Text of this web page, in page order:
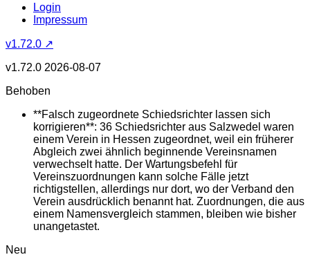
Login
Impressum
v1.72.0 ↗
v1.72.0 2026-08-07
Behoben
**Falsch zugeordnete Schiedsrichter lassen sich
korrigieren**: 36 Schiedsrichter aus Salzwedel waren
einem Verein in Hessen zugeordnet, weil ein früherer
Abgleich zwei ähnlich beginnende Vereinsnamen
verwechselt hatte. Der Wartungsbefehl für
Vereinszuordnungen kann solche Fälle jetzt
richtigstellen, allerdings nur dort, wo der Verband den
Verein ausdrücklich benannt hat. Zuordnungen, die aus
einem Namensvergleich stammen, bleiben wie bisher
unangetastet.
Neu